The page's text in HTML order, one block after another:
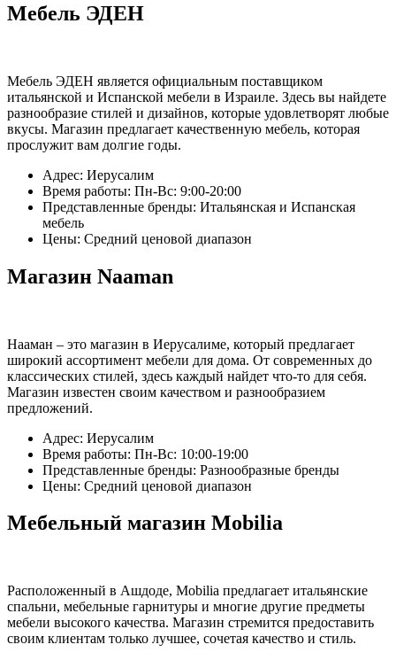
Мебель ЭДЕН
Мебель ЭДЕН является официальным поставщиком
итальянской и Испанской мебели в Израиле. Здесь вы найдете
разнообразие стилей и дизайнов, которые удовлетворят любые
вкусы. Магазин предлагает качественную мебель, которая
прослужит вам долгие годы.
Адрес: Иерусалим
Время работы: Пн-Вс: 9:00-20:00
Представленные бренды: Итальянская и Испанская
мебель
Цены: Средний ценовой диапазон
Магазин Naaman
Нааман – это магазин в Иерусалиме, который предлагает
широкий ассортимент мебели для дома. От современных до
классических стилей, здесь каждый найдет что-то для себя.
Магазин известен своим качеством и разнообразием
предложений.
Адрес: Иерусалим
Время работы: Пн-Вс: 10:00-19:00
Представленные бренды: Разнообразные бренды
Цены: Средний ценовой диапазон
Мебельный магазин Mobilia
Расположенный в Ашдоде, Mobilia предлагает итальянские
спальни, мебельные гарнитуры и многие другие предметы
мебели высокого качества. Магазин стремится предоставить
своим клиентам только лучшее, сочетая качество и стиль.